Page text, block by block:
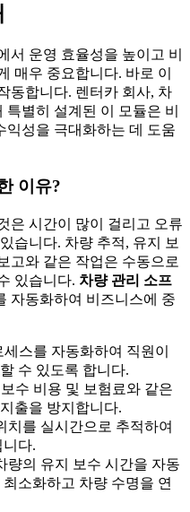
서 운영 효율성을 높이고 비
매우 중요합니다. 바로 이
동합니다. 렌터카 회사, 차
별히 설계된 이 모듈은 비
익성을 극대화하는 데 도움
이유?
은 시간이 많이 걸리고 오류
습니다. 차량 추적, 유지 보
고와 같은 작업은 수동으로
있습니다. 차량 관리 소프
자동화하여 비즈니스에 중
스를 자동화하여 직원이
수 있도록 합니다.
수 비용 및 보험료와 같은
출을 방지합니다.
치를 실시간으로 추적하여
니다.
량의 유지 보수 시간을 자동
소화하고 차량 수명을 연